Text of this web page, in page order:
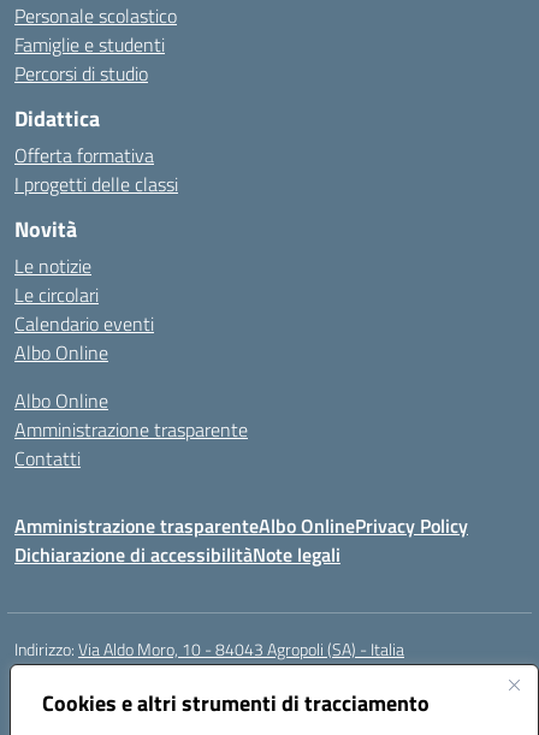
Cookies e altri strumenti di tracciamento
Personale scolastico
Famiglie e studenti
Percorsi di studio
Didattica
Offerta formativa
I progetti delle classi
Novità
Le notizie
Le circolari
Calendario eventi
Albo Online
Albo Online
Amministrazione trasparente
Contatti
Amministrazione trasparenteAlbo OnlinePrivacy Policy
Dichiarazione di accessibilitàNote legali
Indirizzo:Via Aldo Moro, 10 - 84043 Agropoli (SA) - Italia
Centralino:
Posta elettronica certificata (PEC):saic8at00d@pec.istruzione.it